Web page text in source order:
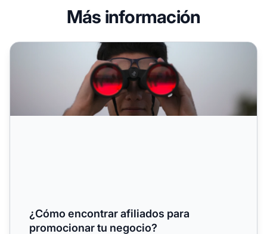
Más información
¿Cómo encontrar afiliados para promocionar tu negocio?
¿Cómo encontrar afiliados para
promocionar tu negocio?